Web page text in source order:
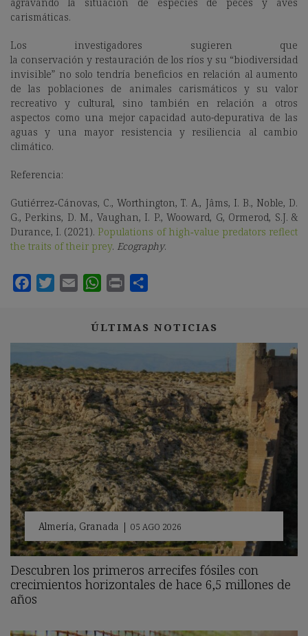
agravando la situación de especies de peces y aves
carismáticas.
Los investigadores sugieren que
la conservación y restauración de los ríos y su “biodiversidad
invisible” no solo tendría beneficios en relación al aumento
de las poblaciones de animales carismáticos y su valor
recreativo y cultural, sino también en relación a otros
aspectos como una mejor capacidad auto-depurativa de las
aguas y una mayor resistencia y resiliencia al cambio
climático.
Referencia:
Gutiérrez‐Cánovas, C., Worthington, T. A., Jâms, I. B., Noble, D.
G., Perkins, D. M., Vaughan, I. P., Wooward, G, Ormerod, S.J. &
Durance, I. (2021). Populations of high‐value predators reflect
the traits of their prey. Ecography.
ÚLTIMAS NOTICIAS
Almería, Granada | 05 AGO 2026
Descubren los primeros arrecifes fósiles con
crecimientos horizontales de hace 6,5 millones de
años